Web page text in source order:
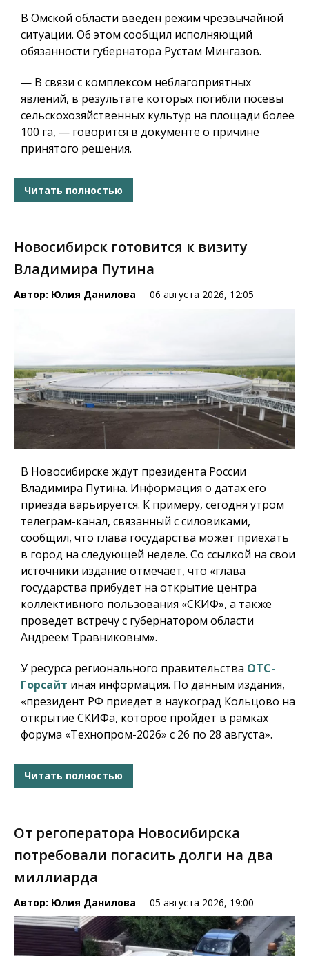
В Омской области введён режим чрезвычайной
ситуации. Об этом сообщил исполняющий
обязанности губернатора Рустам Мингазов.
— В связи с комплексом неблагоприятных
явлений, в результате которых погибли посевы
сельскохозяйственных культур на площади более
100 га, — говорится в документе о причине
принятого решения.
Читать полностью
Новосибирск готовится к визиту
Владимира Путина
Автор: Юлия Данилова 06 августа 2026, 12:05
В Новосибирске ждут президента России
Владимира Путина. Информация о датах его
приезда варьируется. К примеру, сегодня утром
телеграм-канал, связанный с силовиками,
сообщил, что глава государства может приехать
в город на следующей неделе. Со ссылкой на свои
источники издание отмечает, что «глава
государства прибудет на открытие центра
коллективного пользования «СКИФ», а также
проведет встречу с губернатором области
Андреем Травниковым».
У ресурса регионального правительства ОТС-
Горсайт иная информация. По данным издания,
«президент РФ приедет в наукоград Кольцово на
открытие СКИФа, которое пройдёт в рамках
форума «Технопром-2026» с 26 по 28 августа».
Читать полностью
От регоператора Новосибирска
потребовали погасить долги на два
миллиарда
Автор: Юлия Данилова 05 августа 2026, 19:00